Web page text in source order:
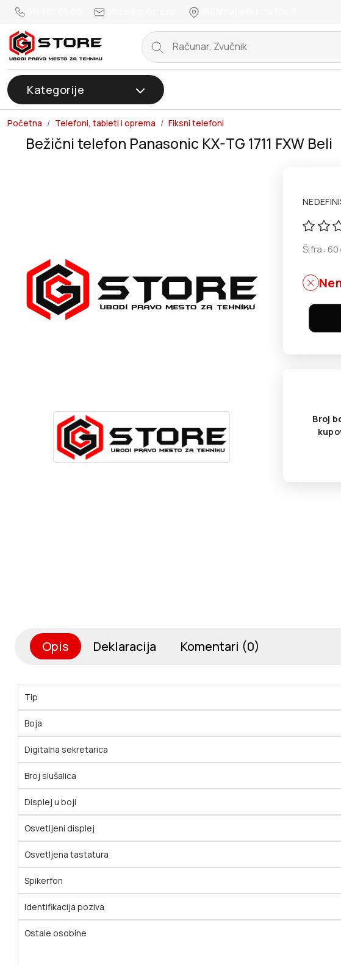
Kategorije
Početna Telefoni, tableti i oprema Fiksni telefoni
Bežični telefon Panasonic KX-TG 1711 FXW Beli
Šifra:
Broj
Opis Deklaracija Komentari (0)
Tip
Boja
Digitalna sekretarica
Broj slušalica
Displej u boji
Osvetljeni displej
Osvetljena tastatura
Spikerfon
Identifikacija poziva
Ostale osobine